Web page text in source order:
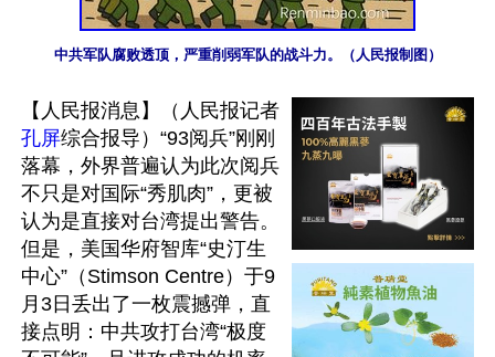
中共军队腐败透顶，严重削弱军队的战斗力。（人民报制图）
【人民报消息】（人民报记者
孔屏综合报导）“93阅兵”刚刚
落幕，外界普遍认为此次阅兵
不只是对国际“秀肌肉”，更被
认为是直接对台湾提出警告。
但是，美国华府智库“史汀生
中心”（Stimson Centre）于9
月3日丢出了一枚震撼弹，直
接点明：中共攻打台湾“极度